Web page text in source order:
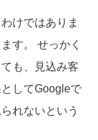
けではありま
す。 せっかく
も、見込み客
してGoogleで
れないという